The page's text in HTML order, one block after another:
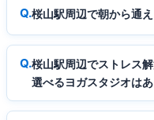
桜山駅周辺で朝から通
桜山駅周辺でストレス
選べるヨガスタジオは